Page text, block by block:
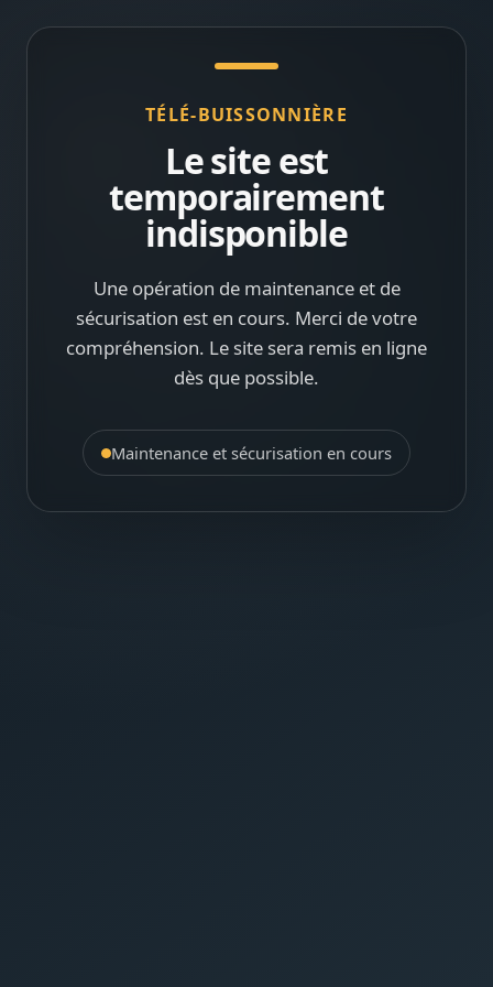
TÉLÉ-BUISSONNIÈRE
Le site est
temporairement
indisponible
Une opération de maintenance et de
sécurisation est en cours. Merci de votre
compréhension. Le site sera remis en ligne
dès que possible.
Maintenance et sécurisation en cours